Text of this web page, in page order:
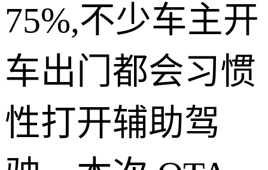
75%,不少车主开
车出门都会习惯
性打开辅助驾